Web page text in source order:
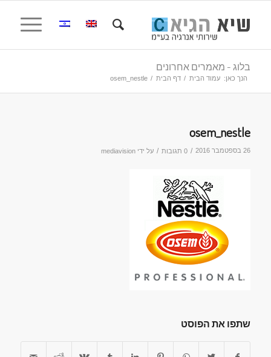
בלוג - מאמרים אחרונים
הנך כאן: עמוד הבית / דף הבית /
osem_nestle
osem_nestle
26 בספטמבר 2016 / 0 תגובות / על ידי mediavision
שתפו את הפוסט